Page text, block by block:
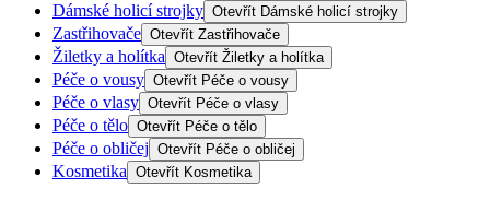
Dámské holicí strojky Otevřít Dámské holicí strojky
Zastřihovače Otevřít Zastřihovače
Žiletky a holítka Otevřít Žiletky a holítka
Péče o vousy Otevřít Péče o vousy
Péče o vlasy Otevřít Péče o vlasy
Péče o tělo Otevřít Péče o tělo
Péče o obličej Otevřít Péče o obličej
Kosmetika Otevřít Kosmetika